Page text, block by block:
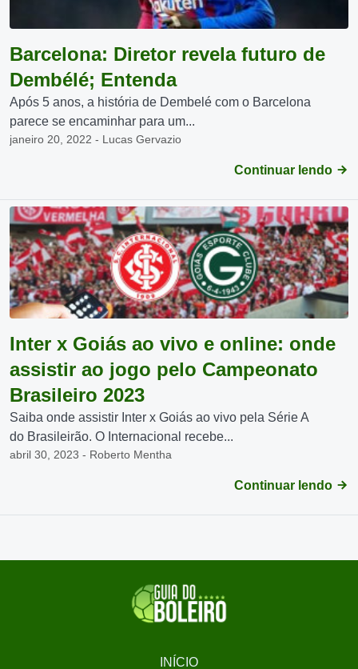
Barcelona: Diretor revela futuro de
Dembélé; Entenda
Após 5 anos, a história de Dembelé com o Barcelona
parece se encaminhar para um...
janeiro 20, 2022 - Lucas Gervazio
Continuar lendo
Inter x Goiás ao vivo e online: onde
assistir ao jogo pelo Campeonato
Brasileiro 2023
Saiba onde assistir Inter x Goiás ao vivo pela Série A
do Brasileirão. O Internacional recebe...
abril 30, 2023 - Roberto Mentha
Continuar lendo
INÍCIO